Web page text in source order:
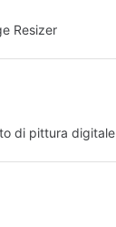
Resizer
di pittura digitale